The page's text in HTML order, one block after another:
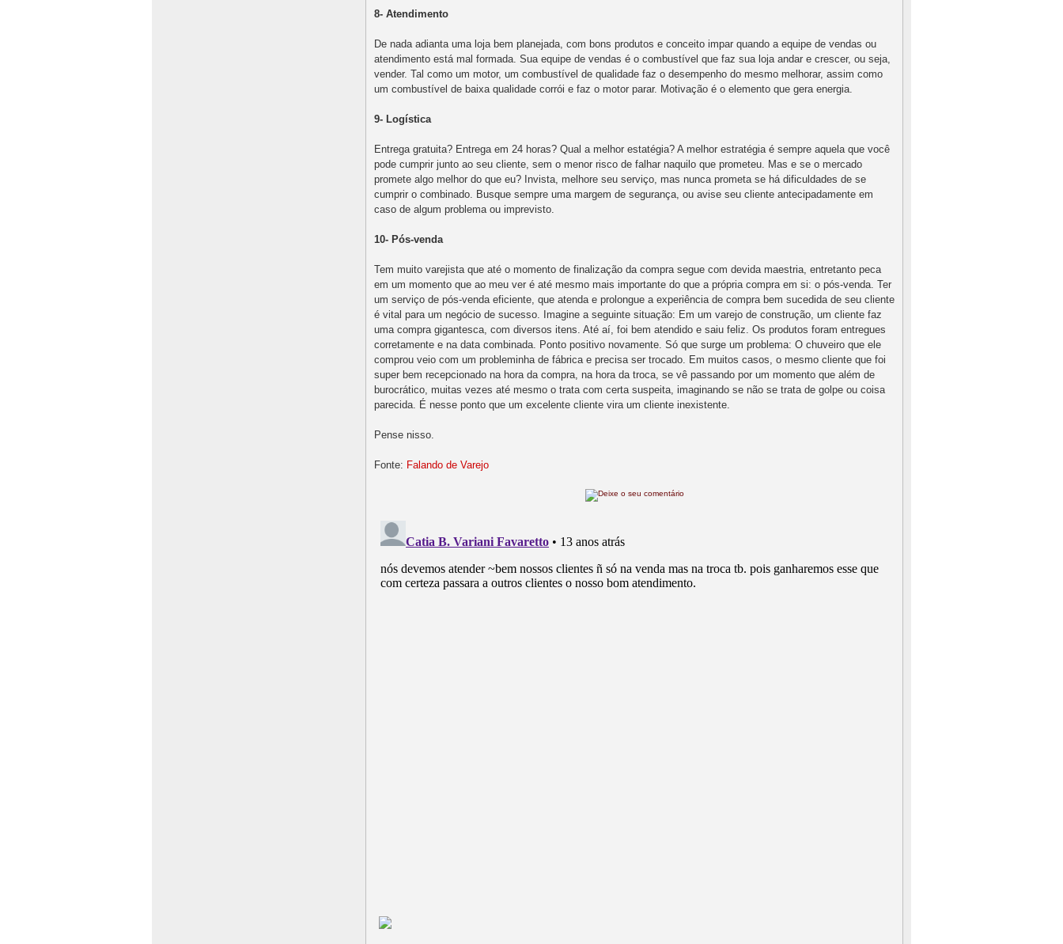
8- Atendimento
De nada adianta uma loja bem planejada, com bons produtos e conceito impar quando a equipe de vendas ou
atendimento está mal formada. Sua equipe de vendas é o combustível que faz sua loja andar e crescer, ou seja,
vender. Tal como um motor, um combustível de qualidade faz o desempenho do mesmo melhorar, assim como
um combustível de baixa qualidade corrói e faz o motor parar. Motivação é o elemento que gera energia.
9- Logística
Entrega gratuita? Entrega em 24 horas? Qual a melhor estatégia? A melhor estratégia é sempre aquela que você
pode cumprir junto ao seu cliente, sem o menor risco de falhar naquilo que prometeu. Mas e se o mercado
promete algo melhor do que eu? Invista, melhore seu serviço, mas nunca prometa se há dificuldades de se
cumprir o combinado. Busque sempre uma margem de segurança, ou avise seu cliente antecipadamente em
caso de algum problema ou imprevisto.
10- Pós-venda
Tem muito varejista que até o momento de finalização da compra segue com devida maestria, entretanto peca
em um momento que ao meu ver é até mesmo mais importante do que a própria compra em si: o pós-venda. Ter
um serviço de pós-venda eficiente, que atenda e prolongue a experiência de compra bem sucedida de seu cliente
é vital para um negócio de sucesso. Imagine a seguinte situação: Em um varejo de construção, um cliente faz
uma compra gigantesca, com diversos itens. Até aí, foi bem atendido e saiu feliz. Os produtos foram entregues
corretamente e na data combinada. Ponto positivo novamente. Só que surge um problema: O chuveiro que ele
comprou veio com um probleminha de fábrica e precisa ser trocado. Em muitos casos, o mesmo cliente que foi
super bem recepcionado na hora da compra, na hora da troca, se vê passando por um momento que além de
burocrático, muitas vezes até mesmo o trata com certa suspeita, imaginando se não se trata de golpe ou coisa
parecida. É nesse ponto que um excelente cliente vira um cliente inexistente.
Pense nisso.
Fonte: Falando de Varejo